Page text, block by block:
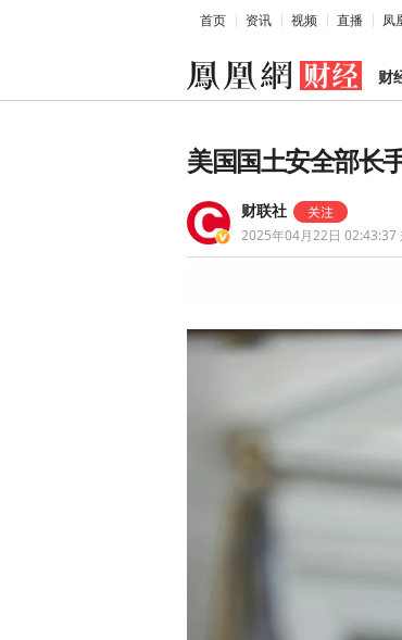
首页 资讯 视频 直播 凤
财
美国国土安全部长
财联社
2025年04月22日 02:43:37